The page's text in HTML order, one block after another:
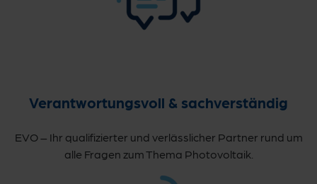
Verantwortungsvoll & sachverständig
EVO – Ihr qualifizierter und verlässlicher Partner rund um
alle Fragen zum Thema Photovoltaik.